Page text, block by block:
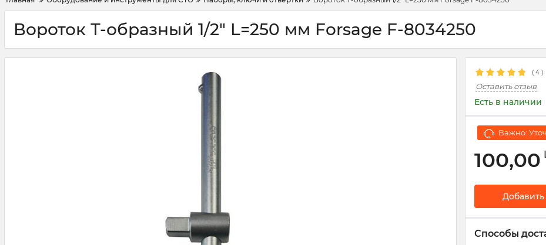
Вороток Т-образный 1/2" L=250 мм Forsage F-8034250
( 4 )
Оставить отзыв
Есть в наличии
Важно:
100,00
Способы